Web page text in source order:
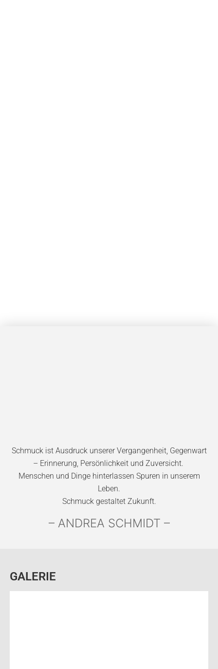
Schmuck ist Ausdruck unserer Vergangenheit, Gegenwart
– Erinnerung, Persönlichkeit und Zuversicht. ­
Menschen und Dinge hinterlassen Spuren in unserem
Leben.
Schmuck gestaltet Zukunft.
– ANDREA SCHMIDT –
GALERIE